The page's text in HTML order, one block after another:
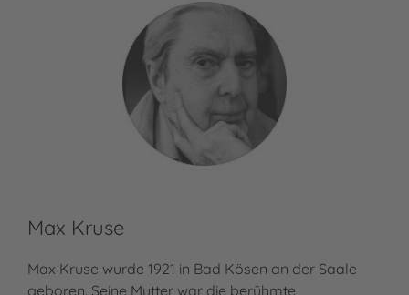
Max Kruse
Max Kruse wurde 1921 in Bad Kösen an der Saale
geboren. Seine Mutter war die berühmte